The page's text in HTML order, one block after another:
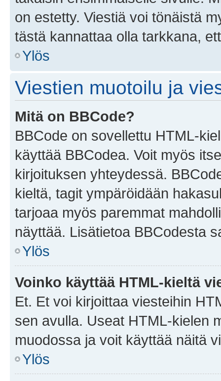
on estetty. Viestiä voi tönäistä
tästä kannattaa olla tarkkana,
Ylös
Viestien muotoilu ja
Mitä on BBCode?
BBCode on sovellettu HTML-
käyttää BBCodea. Voit myös
kirjoituksen yhteydessä.
kieltä, tagit ympäröidään
tarjoaa myös paremmat
näyttää. Lisätietoa BBCodesta
Ylös
Voinko käyttää HTML-kieltä
Et. Et voi kirjoittaa viesteihin
sen avulla. Useat HTML-kielen
muodossa ja voit käyttää näitä
Ylös